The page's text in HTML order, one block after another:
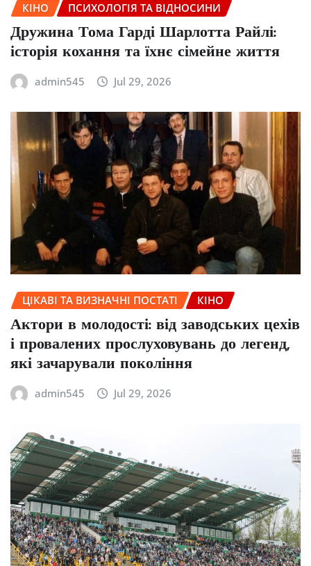
КІНО ПСИХОЛОГІЯ ТА ВІДНОСИНИ
Дружина Тома Гарді Шарлотта Райлі:
історія кохання та їхнє сімейне життя
admin545 Jul 29, 2026
ЦІКАВІ ТА ВИЗНАЧНІ ПОСТАТІ КІНО
Актори в молодості: від заводських цехів
і провалених прослуховувань до легенд,
які зачарували покоління
admin545 Jul 29, 2026